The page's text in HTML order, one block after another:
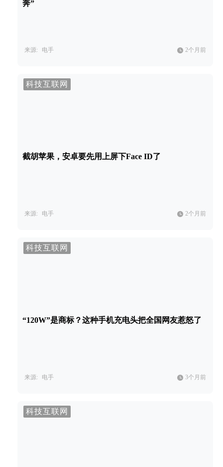
奔”
来源: 电手 2个月前
科技互联网
截胡苹果，安卓要先用上屏下Face ID了
来源: 电手 2个月前
科技互联网
“120W”是商标？这种手机充电头把全国网友惹怒了
来源: 电手 3个月前
科技互联网